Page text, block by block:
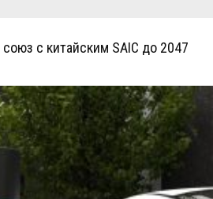
с китайским SAIC до 2047